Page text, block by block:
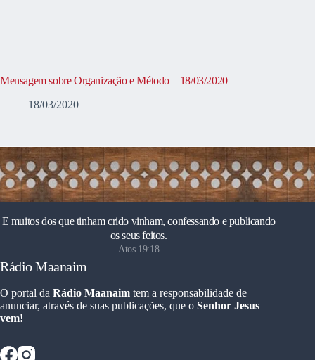
Mensagem sobre Organização e Método – 18/03/2020
18/03/2020
E muitos dos que tinham crido vinham, confessando e publicando
os seus feitos.
Atos 19:18
Rádio Maanaim
O portal da Rádio Maanaim tem a responsabilidade de
anunciar, através de suas publicações, que o Senhor Jesus
vem!